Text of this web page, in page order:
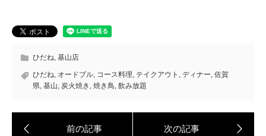
ひだね, 基山店
ひだね, オードブル, コース料理, テイクアウト , ディナー, 佐賀
県, 基山, 炭火焼き , 焼き鳥, 飲み放題